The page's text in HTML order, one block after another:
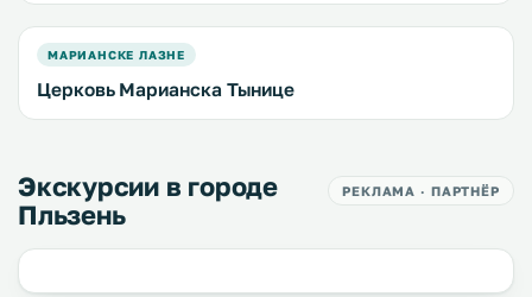
МАРИАНСКЕ ЛАЗНЕ
Церковь Марианска Тынице
Экскурсии в городе
Пльзень
РЕКЛАМА · ПАРТНЁР